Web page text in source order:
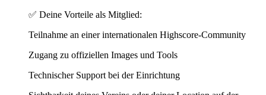
✅ Deine Vorteile als Mitglied:
Teilnahme an einer internationalen Highscore-Community
Zugang zu offiziellen Images und Tools
Technischer Support bei der Einrichtung